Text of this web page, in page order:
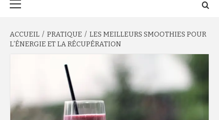
ACCUEIL PRATIQUE
LES MEILLEURS SMOOTHIES POUR
L’ÉNERGIE ET LA RÉCUPÉRATION